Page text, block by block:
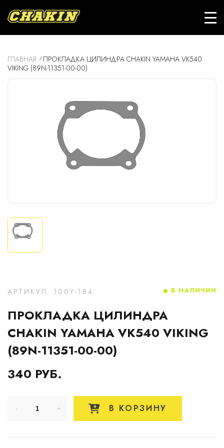
ГЛАВНАЯ
ПРОКЛАДКА ЦИЛИНДРА CHAKIN YAMAHA VK540
VIKING (89N-11351-00-00)
АРТИКУЛ: 100Y-184
ПРОКЛАДКА ЦИЛИНДРА
CHAKIN YAMAHA VK540 VIKING
(89N-11351-00-00)
340 РУБ.
В НАЛИЧИИ
В КОРЗИНУ